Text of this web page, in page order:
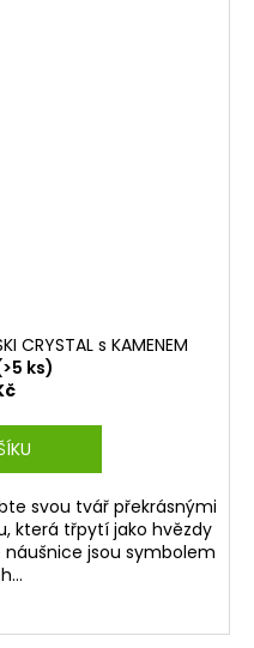
CRYSTAL s KAMENEM
ks)
svou tvář překrásnými
která třpytí jako hvězdy
jsou symbolem